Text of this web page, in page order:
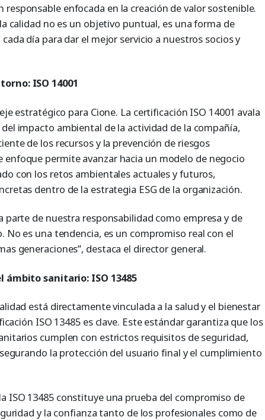
responsable enfocada en la creación de valor sostenible.
calidad no es un objetivo puntual, es una forma de
día para dar el mejor servicio a nuestros socios y
ISO 14001
estratégico para Cione. La certificación ISO 14001 avala
impacto ambiental de la actividad de la compañía,
de los recursos y la prevención de riesgos
enfoque permite avanzar hacia un modelo de negocio
con los retos ambientales actuales y futuros,
dentro de la estrategia ESG de la organización.
parte de nuestra responsabilidad como empresa y de
No es una tendencia, es un compromiso real con el
generaciones”, destaca el director general.
ámbito sanitario: ISO 13485
está directamente vinculada a la salud y el bienestar
ISO 13485 es clave. Este estándar garantiza que los
cumplen con estrictos requisitos de seguridad,
la protección del usuario final y el cumplimiento
ISO 13485 constituye una prueba del compromiso de
y la confianza tanto de los profesionales como de